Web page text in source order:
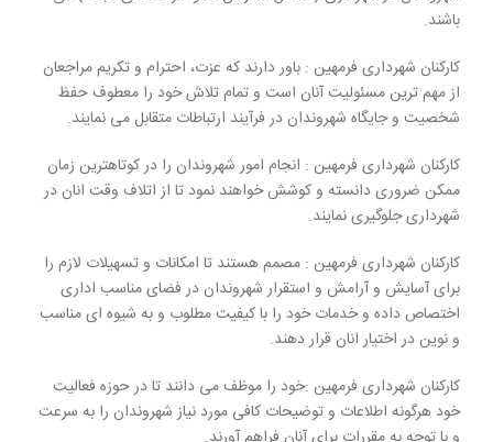
باشند.
کارکنان شهرداری فرمهین : باور دارند که عزت، احترام و تکریم مراجعان
از مهم ترین مسئولیت آنان است و تمام تلاش خود را معطوف حفظ
شخصیت و جایگاه شهروندان در فرآیند ارتباطات متقابل می نمایند.
کارکنان شهرداری فرمهین : انجام امور شهروندان را در کوتاهترین زمان
ممکن ضروری دانسته و کوشش خواهند نمود تا از اتلاف وقت انان در
شهرداری جلوگیری نمایند.
کارکنان شهرداری فرمهین : مصمم هستند تا امکانات و تسهیلات لازم را
برای آسایش و آرامش و استقرار شهروندان در فضای مناسب اداری
اختصاص داده و خدمات خود را با کیفیت مطلوب و به شیوه ای مناسب
و نوین در اختیار انان قرار دهند.
کارکنان شهرداری فرمهین :خود را موظف می دانند تا در حوزه فعالیت
خود هرگونه اطلاعات و توضیحات کافی مورد نیاز شهروندان را به سرعت